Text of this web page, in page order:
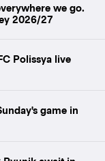
we go.
2026/27
Polissya live
game in